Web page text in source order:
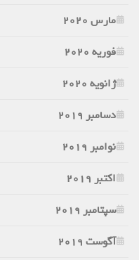
مارس 2020
فوریه 2020
ژانویه 2020
دسامبر 2019
نوامبر 2019
اکتبر 2019
سپتامبر 2019
آگوست 2019